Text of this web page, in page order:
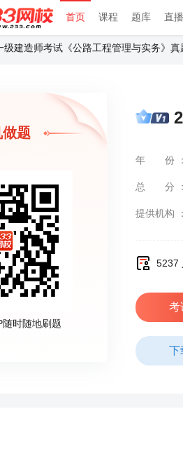
首页 课程 题库 直
级建造师考试《公路工程管理与实务》真
题
时随地刷题
年份
总分
提供机构
5237
考
下